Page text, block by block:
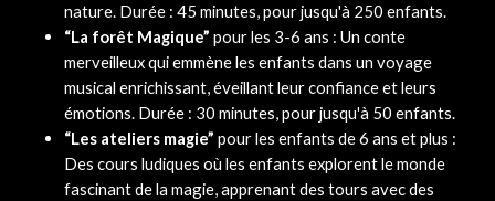
nature. Durée : 45 minutes, pour jusqu'à 250 enfants.
“La forêt Magique” pour les 3-6 ans : Un conte
merveilleux qui emmène les enfants dans un voyage
musical enrichissant, éveillant leur confiance et leurs
émotions. Durée : 30 minutes, pour jusqu'à 50 enfants.
“Les ateliers magie” pour les enfants de 6 ans et plus :
Des cours ludiques où les enfants explorent le monde
fascinant de la magie, apprenant des tours avec des